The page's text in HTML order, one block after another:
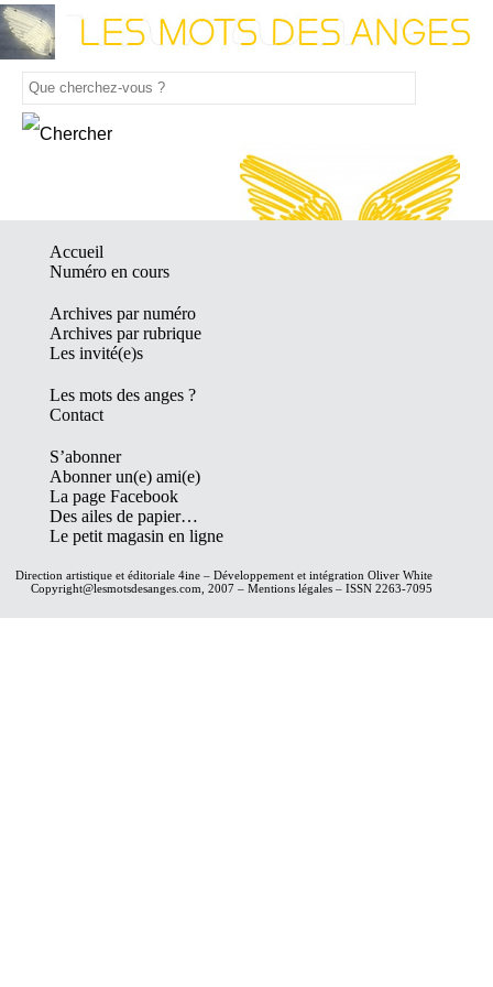
Accueil
Numéro en cours
Archives par numéro
Archives par rubrique
Les invité(e)s
Les mots des anges ?
Contact
S’abonner
Abonner un(e) ami(e)
La page Facebook
Des ailes de papier…
Le petit magasin en ligne
Direction artistique et éditoriale 4ine – Développement et intégration Oliver White
Copyright@lesmotsdesanges.com, 2007 – Mentions légales – ISSN 2263-7095